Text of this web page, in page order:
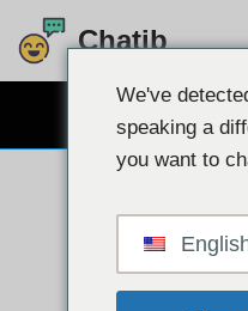
Preskoči
Chatib
We've
speaking a
you want to